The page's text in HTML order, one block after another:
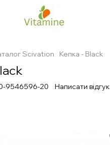
Scivation Кепка - Black
9546596-20 Написати відгук